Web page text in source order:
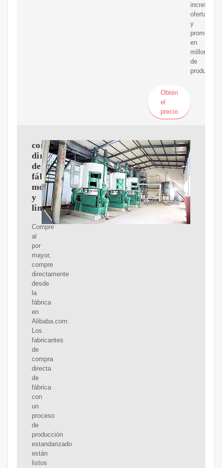
increíbles
ofertas
y
en
millones
de
productos.
Obtén
el
precio
comprar
directamente
de
fábrica
moderno
y
limpio
Compre
al
por
mayor,
compre
directamente
desde
la
fábrica
en
Alibaba.com.
Los
fabricantes
de
compra
directa
de
fábrica
con
un
proceso
de
producción
estandarizado
están
listos